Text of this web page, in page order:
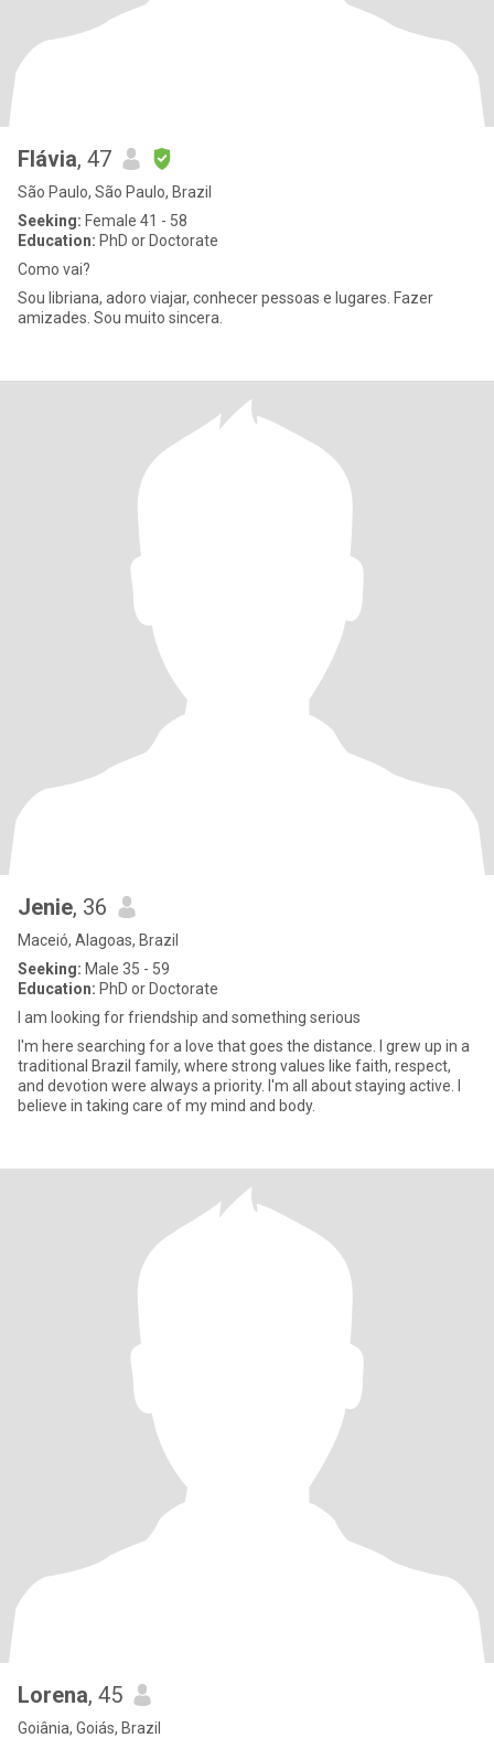
Flávia, 47
São Paulo, São Paulo, Brazil
Seeking: Female 41 - 58
Education: PhD or Doctorate
Como vai?
Sou libriana, adoro viajar, conhecer pessoas e lugares. Fazer
amizades. Sou muito sincera.
Jenie, 36
Maceió, Alagoas, Brazil
Seeking: Male 35 - 59
Education: PhD or Doctorate
I am looking for friendship and something serious
I'm here searching for a love that goes the distance. I grew up in a
traditional Brazil family, where strong values like faith, respect,
and devotion were always a priority. I'm all about staying active. I
believe in taking care of my mind and body.
Lorena, 45
Goiânia, Goiás, Brazil